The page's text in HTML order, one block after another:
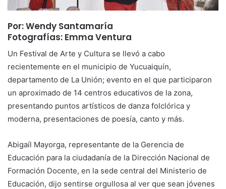
Por: Wendy Santamaría
Fotografías: Emma Ventura
Un Festival de Arte y Cultura se llevó a cabo
recientemente en el municipio de Yucuaiquín,
departamento de La Unión; evento en el que participaron
un aproximado de 14 centros educativos de la zona,
presentando puntos artísticos de danza folclórica y
moderna, presentaciones de poesía, canto y más.
Abigaíl Mayorga, representante de la Gerencia de
Educación para la ciudadanía de la Dirección Nacional de
Formación Docente, en la sede central del Ministerio de
Educación, dijo sentirse orgullosa al ver que sean jóvenes